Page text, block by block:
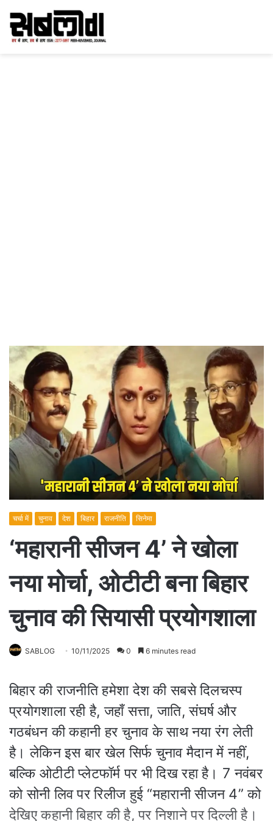
चर्चा में चुनाव देश बिहार राजनीति सिनेमा
‘महारानी सीजन 4’ ने खोला
नया मोर्चा, ओटीटी बना बिहार
चुनाव की सियासी प्रयोगशाला
SABLOG 10/11/2025 0 6 minutes read
बिहार की राजनीति हमेशा देश की सबसे दिलचस्प
प्रयोगशाला रही है, जहाँ सत्ता, जाति, संघर्ष और
गठबंधन की कहानी हर चुनाव के साथ नया रंग लेती
है। लेकिन इस बार खेल सिर्फ चुनाव मैदान में नहीं,
बल्कि ओटीटी प्लेटफॉर्म पर भी दिख रहा है। 7 नवंबर
को सोनी लिव पर रिलीज हुई “महारानी सीजन 4” को
देखिए कहानी बिहार की है, पर निशाने पर दिल्ली है।